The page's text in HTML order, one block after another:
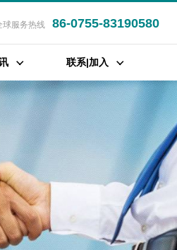
球服务热线 86-0755-83190580
联系|加入